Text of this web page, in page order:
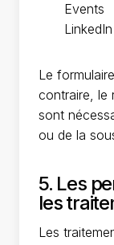
Events
LinkedIn
Le
contraire, le
sont
ou de la
5. Les
les
Les